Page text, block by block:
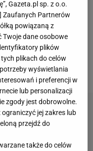
także
doprowadzali
jednak po raz
od tamtego
jak domek z kart.
Gazeta.pl sp. z o.o.
] Zaufanych Partnerów
powiązaną z
Twoje dane osobowe
plików
plikach do celów
wyświetlania
i preferencji w
lub personalizacji
zgody jest dobrowolne.
jej zakres lub
przejdź do
także do celów